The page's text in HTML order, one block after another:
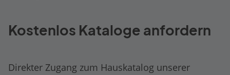
Kostenlos Kataloge anfordern
Direkter Zugang zum Hauskatalog unserer